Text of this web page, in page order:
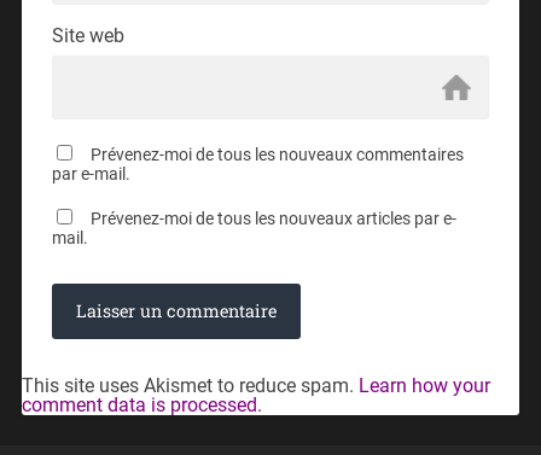
Site web
Prévenez-moi de tous les nouveaux commentaires
par e-mail.
Prévenez-moi de tous les nouveaux articles par e-
mail.
This site uses Akismet to reduce spam. Learn how your
comment data is processed.